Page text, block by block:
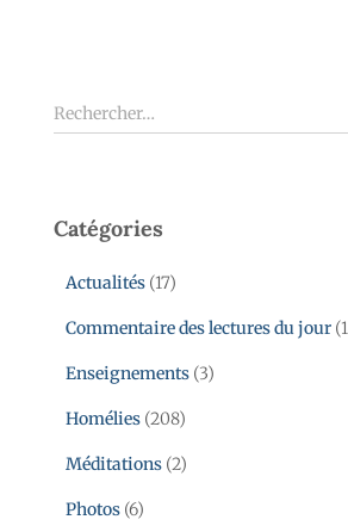
Rechercher…
Catégories
Actualités (17)
Commentaire des lectures du jour
Enseignements (3)
Homélies (208)
Méditations (2)
Photos (6)